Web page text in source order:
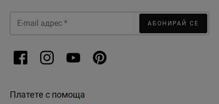
АБОНИРАЙ СЕ
Платете с помоща